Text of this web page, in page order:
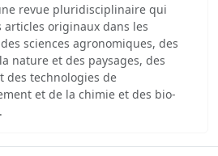
revue pluridisciplinaire qui
articles originaux dans les
sciences agronomiques, des
nature et des paysages, des
des technologies de
et de la chimie et des bio-